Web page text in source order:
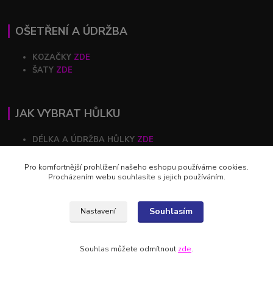
OŠETŘENÍ A ÚDRŽBA
KOZAČKY ZDE
ŠATY ZDE
JAK VYBRAT HŮLKU
DÉLKA A ÚDRŽBA HŮLKY ZDE
RYCHLÝ KONTAKT
+420 602 446 844
Pro komfortnější prohlížení našeho eshopu používáme cookies.
Procházením webu souhlasíte s jejich používáním.
Nastavení Souhlasím
Souhlas můžete odmítnout zde.